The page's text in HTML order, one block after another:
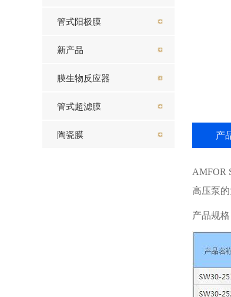
管式阳极膜
新产品
膜生物反应器
管式超滤膜
陶瓷膜 产
AMFOR
高压泵
产品规格